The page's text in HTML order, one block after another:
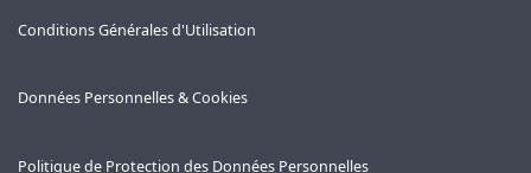
Conditions Générales d'Utilisation
Données Personnelles & Cookies
Politique de Protection des Données Personnelles